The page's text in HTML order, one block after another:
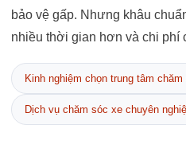
bảo vệ gấp. Nhưng khâu
nhiều thời gian hơn và chi phí
Kinh nghiệm chọn trung tâm
Dịch vụ chăm sóc xe chuyên